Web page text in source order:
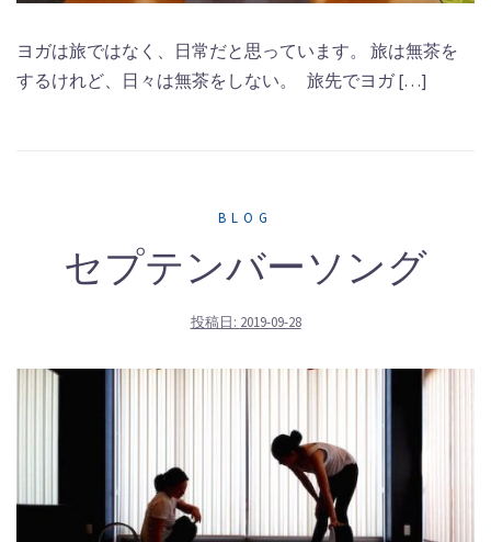
ヨガは旅ではなく、日常だと思っています。 旅は無茶を
するけれど、日々は無茶をしない。 旅先でヨガ […]
BLOG
セプテンバーソング
投稿日: 2019-09-28